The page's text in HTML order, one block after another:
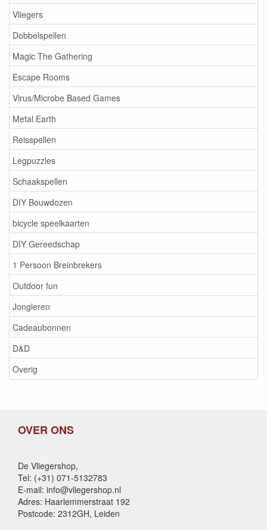
Vliegers
Dobbelspellen
Magic The Gathering
Escape Rooms
Virus/Microbe Based Games
Metal Earth
Reisspellen
Legpuzzles
Schaakspellen
DIY Bouwdozen
bicycle speelkaarten
DIY Gereedschap
1 Persoon Breinbrekers
Outdoor fun
Jongleren
Cadeaubonnen
D&D
Overig
OVER ONS
De Vliegershop,
Tel: (+31) 071-5132783
E-mail: info@vliegershop.nl
Adres: Haarlemmerstraat 192
Postcode: 2312GH, Leiden